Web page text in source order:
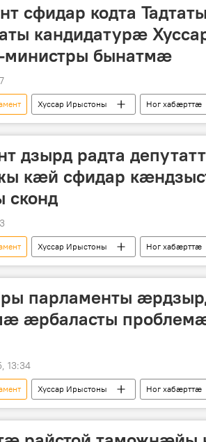
сфидар кодта Тадтаты
кандидатурӕ
министры бынатмӕ
Хуссар Ирыстоны Ног хабӕрттӕ
дзырд радта
кӕй сфидар
сконд
Хуссар Ирыстоны Ног хабӕрттӕ
парламенты
ӕрбаласты
13:34
Хуссар Ирыстоны Ног хабӕрттӕ